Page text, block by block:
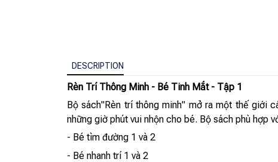
DESCRIPTION
Rèn Trí Thông Minh - Bé Tinh Mắt - Tập 1
Bộ sách"Rèn trí thông minh" mở ra một thế giới
những giờ phút vui nhộn cho bé. Bộ sách phù hợp
- Bé tìm đường 1 và 2
- Bé nhanh trí 1 và 2